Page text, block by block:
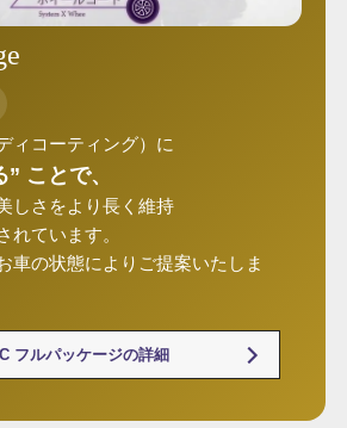
ィコーティング）に
ことで、
しさをより長く維持
れています。
車の状態によりご提案いたしま
フルパッケージの詳細